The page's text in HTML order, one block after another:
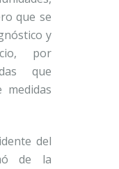
que se
y
por
que
medidas
del
de la